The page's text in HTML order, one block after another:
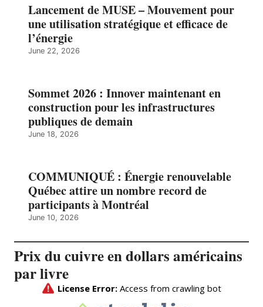
Lancement de MUSE – Mouvement pour
une utilisation stratégique et efficace de
l’énergie
June 22, 2026
Sommet 2026 : Innover maintenant en
construction pour les infrastructures
publiques de demain
June 18, 2026
COMMUNIQUÉ : Énergie renouvelable
Québec attire un nombre record de
participants à Montréal
June 10, 2026
Prix du cuivre en dollars américains
par livre